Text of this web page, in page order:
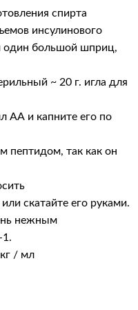
спирта
инсулинового
один большой шприц,
~ 20 г. игла для
АА и капните его по
пептидом, так как он
скатайте его руками.
нежным
1.
/ мл